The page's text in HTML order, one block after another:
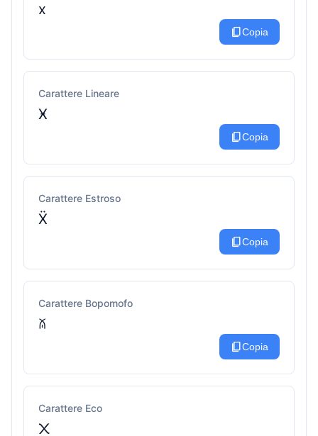
x
content_copyCopia
Carattere Lineare
Ӿ
content_copyCopia
Carattere Estroso
Ẍ
content_copyCopia
Carattere Bopomofo
ꊼ
content_copyCopia
Carattere Eco
᙭